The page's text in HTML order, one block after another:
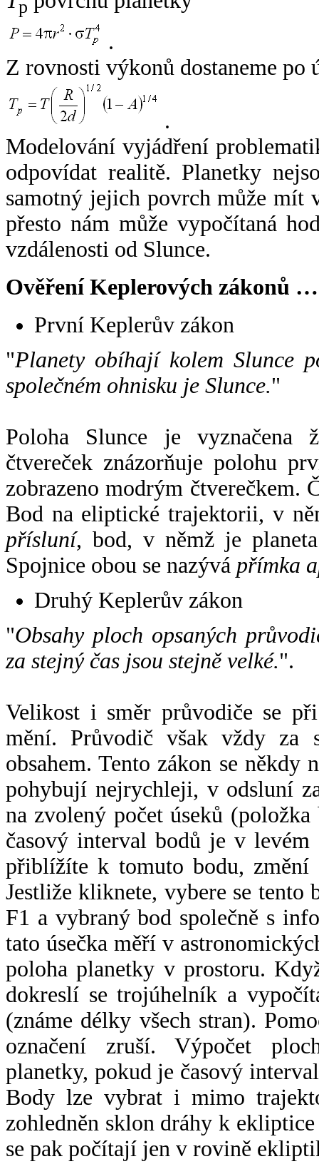
p
.
Z rovnosti výkonů dostaneme po
.
Modelování vyjádření
odpovídat realitě. Planetky
samotný jejich povrch může mít
přesto nám může vypočítaná
vzdálenosti od Slunce.
Ověření Keplerových zákonů …
První Keplerův zákon
"Planety obíhají kolem Slunce
společném ohnisku je Slunce."
Poloha Slunce je vyznačena
čtvereček znázorňuje polohu
zobrazeno modrým čtverečkem.
Bod na eliptické trajektorii, v
přísluní, bod, v němž je
Spojnice obou se nazývá přímka
Druhý Keplerův zákon
"Obsahy ploch opsaných
za stejný čas jsou stejně velké.".
Velikost i směr průvodiče se
mění. Průvodič však vždy za
obsahem. Tento zákon se někdy
pohybují nejrychleji, v odsluní
na zvolený počet úseků
časový interval bodů je v
přiblížíte k tomuto bodu,
Jestliže kliknete, vybere se tento
F1 a vybraný bod společně s
tato úsečka měří v
poloha planetky v prostoru.
dokreslí se trojúhelník a
(známe délky všech stran).
označení zruší. Výpočet
planetky, pokud je časový
Body lze vybrat i mimo
zohledněn sklon dráhy k
se pak počítají jen v rovině